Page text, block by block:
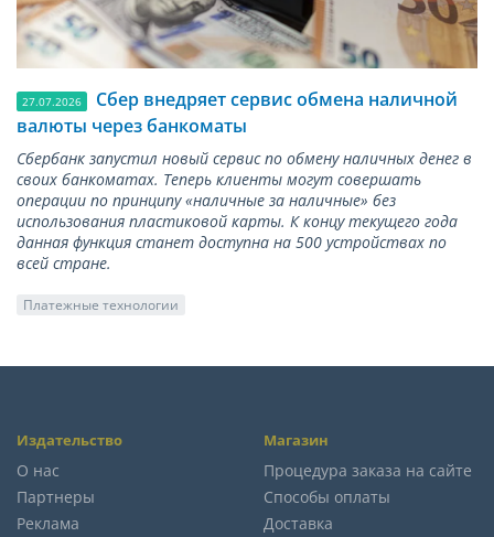
27.07.2026
Сбер внедряет сервис обмена наличной
валюты через банкоматы
Сбербанк запустил новый сервис по обмену наличных денег в
своих банкоматах. Теперь клиенты могут совершать
операции по принципу «наличные за наличные» без
использования пластиковой карты. К концу текущего года
данная функция станет доступна на 500 устройствах по
всей стране.
Платежные технологии
Издательство
О нас
Партнеры
Реклама
Магазин
Процедура заказа на сайте
Способы оплаты
Доставка